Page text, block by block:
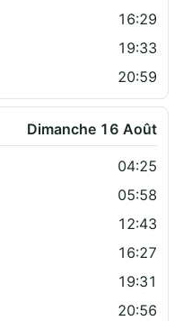
16:29
19:33
20:59
Dimanche 16 Août
04:25
05:58
12:43
16:27
19:31
20:56